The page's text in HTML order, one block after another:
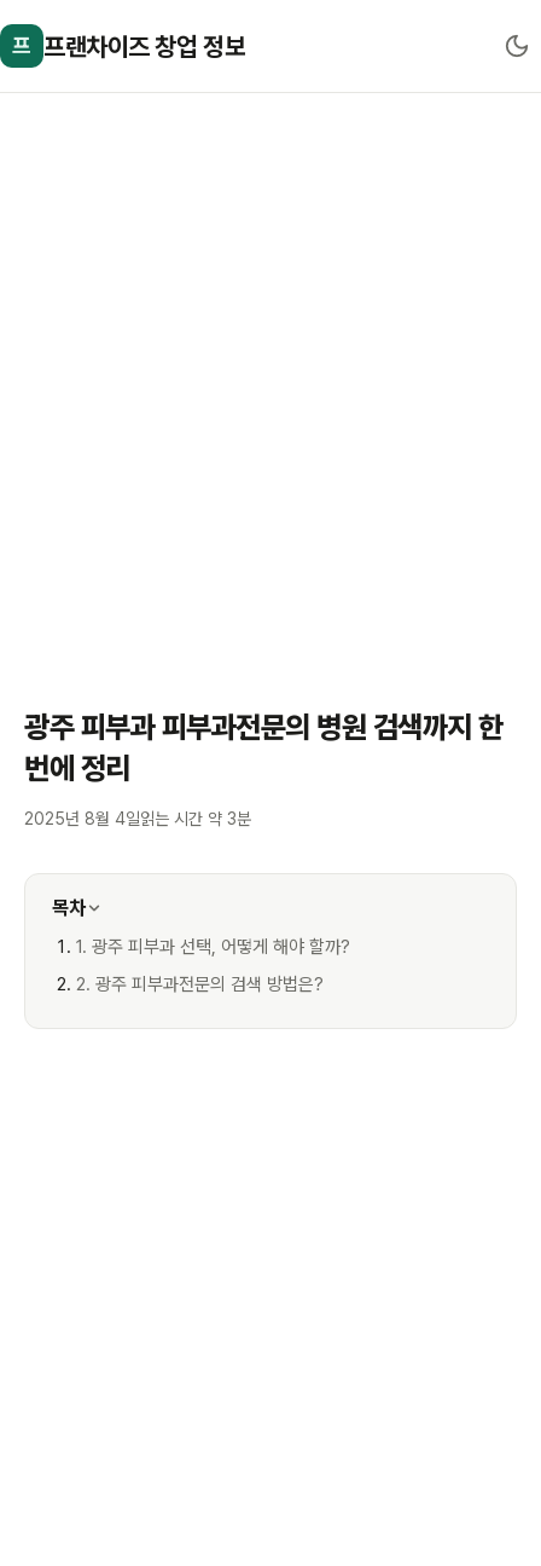
프 프랜차이즈 창업 정보
광주 피부과 피부과전문의 병원 검색까지 한
번에 정리
2025년 8월 4일읽는 시간 약 3분
목차
1. 광주 피부과 선택, 어떻게 해야 할까?
2. 광주 피부과전문의 검색 방법은?